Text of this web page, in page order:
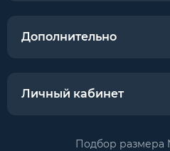
Дополнительно
Личный кабинет
Подбор размера